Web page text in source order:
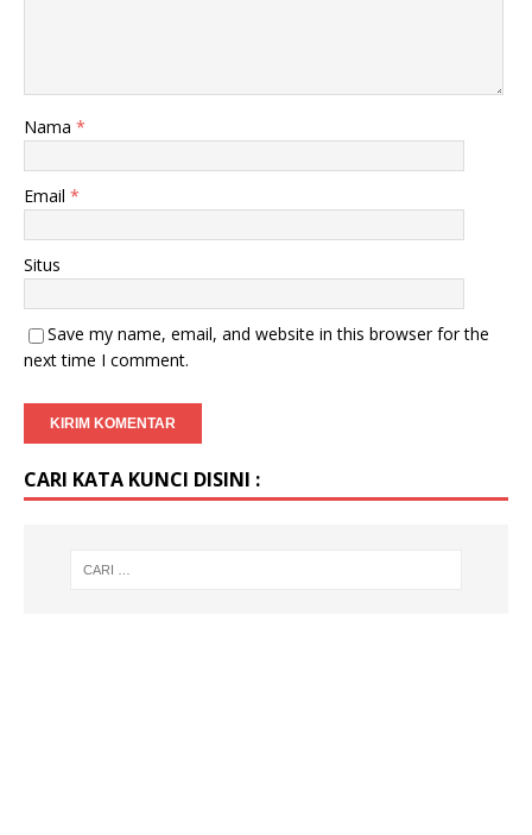
Nama *
Email *
Situs
Save my name, email, and website in this browser for the
next time I comment.
CARI KATA KUNCI DISINI :